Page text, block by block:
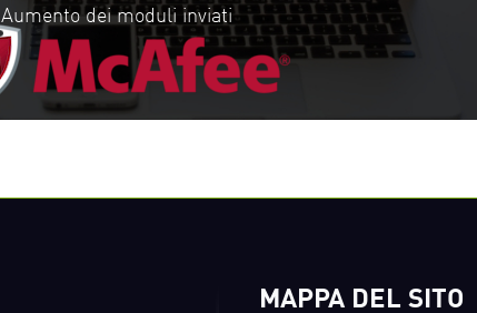
Aumento dei moduli inviati
MAPPA DEL SITO